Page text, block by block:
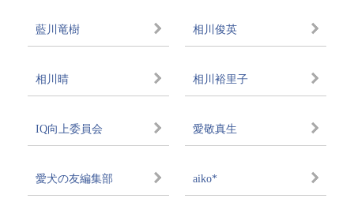
藍川竜樹 相川俊英
相川晴 相川裕里子
IQ向上委員会 愛敬真生
愛犬の友編集部 aiko*